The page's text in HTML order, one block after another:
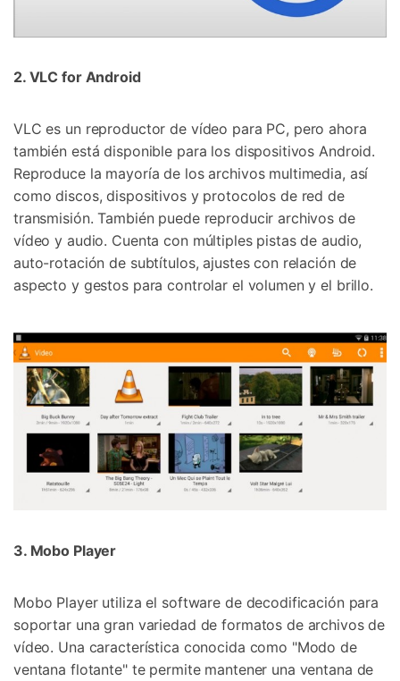
2. VLC for Android
VLC es un reproductor de vídeo para PC, pero ahora
también está disponible para los dispositivos Android.
Reproduce la mayoría de los archivos multimedia, así
como discos, dispositivos y protocolos de red de
transmisión. También puede reproducir archivos de
vídeo y audio. Cuenta con múltiples pistas de audio,
auto-rotación de subtítulos, ajustes con relación de
aspecto y gestos para controlar el volumen y el brillo.
3. Mobo Player
Mobo Player utiliza el software de decodificación para
soportar una gran variedad de formatos de archivos de
vídeo. Una característica conocida como "Modo de
ventana flotante" te permite mantener una ventana de